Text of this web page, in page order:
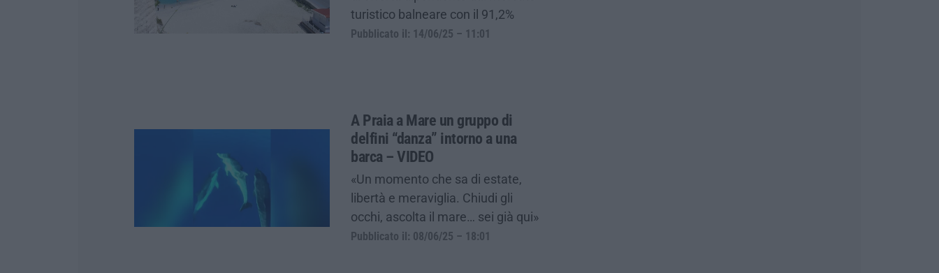
turistico balneare con il 91,2%
Pubblicato il: 14/06/25 – 11:01
A Praia a Mare un gruppo di
delfini “danza” intorno a una
barca – VIDEO
«Un momento che sa di estate,
libertà e meraviglia. Chiudi gli
occhi, ascolta il mare… sei già qui»
Pubblicato il: 08/06/25 – 18:01